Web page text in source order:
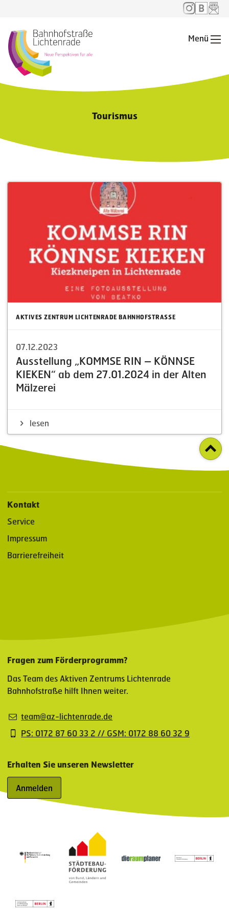
Menü
Tourismus
AKTIVES ZENTRUM LICHTENRADE BAHNHOFSTRASSE
07.12.2023
Ausstellung „KOMMSE RIN – KÖNNSE
KIEKEN“ ab dem 27.01.2024 in der Alten
Mälzerei
lesen
Kontakt
Service
Impressum
Barrierefreiheit
Fragen zum Förderprogramm?
Das Team des Aktiven Zentrums Lichtenrade
Bahnhofstraße hilft Ihnen weiter.
team@az-lichtenrade.de
PS: 0172 87 60 33 2 // GSM: 0172 88 60 32 9
Erhalten Sie unseren Newsletter